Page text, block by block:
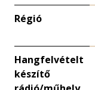
Régió
Hangfelvételt
készítő